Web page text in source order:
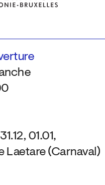
01.01,
Laetare (Carnaval)